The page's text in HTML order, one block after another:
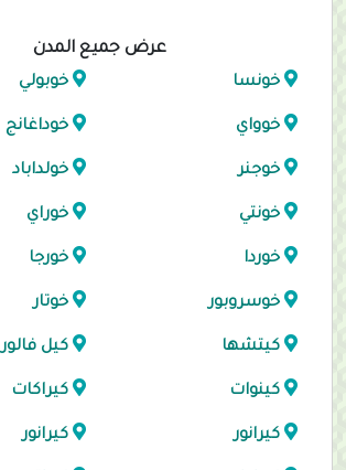
عرض جميع المدن
خونسا خوبولي
خوواي خوداغانج
خوجنر خولداباد
خونتي خوراي
خوردا خورجا
خوسروبور خوتار
كيتشها كيل فالور
كينوات كيراكات
كيرانور كيرانور